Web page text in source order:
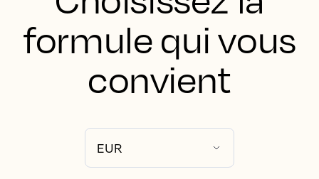
formule qui vous
convient